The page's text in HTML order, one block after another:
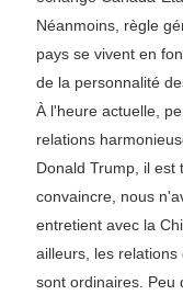
Néanmoins, règle
pays se vivent en
de la personnalité
À l'heure actuelle,
relations
Donald Trump, il est
convaincre, nous
entretient avec la
ailleurs, les
sont ordinaires. Peu